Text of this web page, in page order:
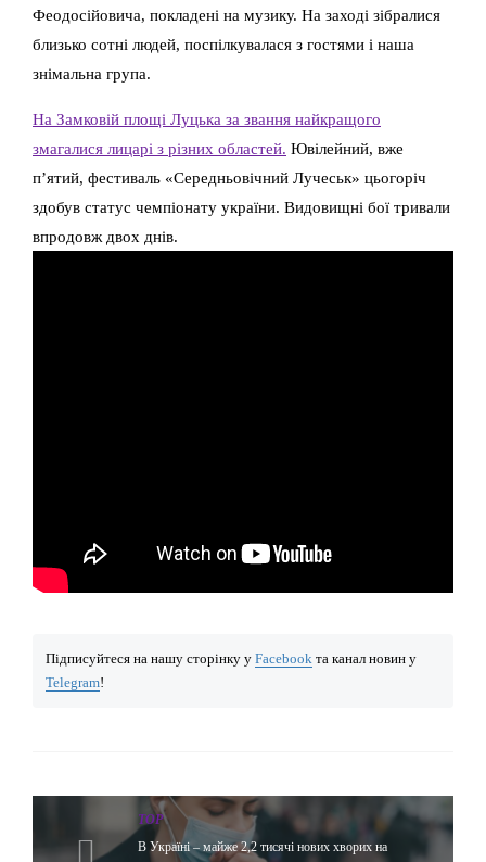
Феодосійовича, покладені на музику. На заході зібралися
близько сотні людей, поспілкувалася з гостями і наша
знімальна група.
На Замковій площі Луцька за звання найкращого
змагалися лицарі з різних областей. Ювілейний, вже
п’ятий, фестиваль «Середньовічний Лучеськ» цьогоріч
здобув статус чемпіонату україни. Видовищні бої тривали
впродовж двох днів.
Підписуйтеся на нашу сторінку у Facebook та канал новин у
Telegram!
TOP
В Україні – майже 2,2 тисячі нових хворих на